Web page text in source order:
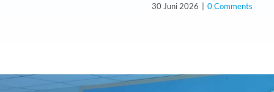
30 Juni 2026 0 Comments